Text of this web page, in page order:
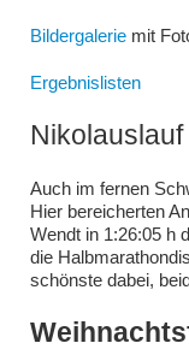
Bildergaleriemit
Ergebnislisten
Auch im fernen
Hier bereicherten
Wendt in 1:26:05 h
die
schönste dabei,